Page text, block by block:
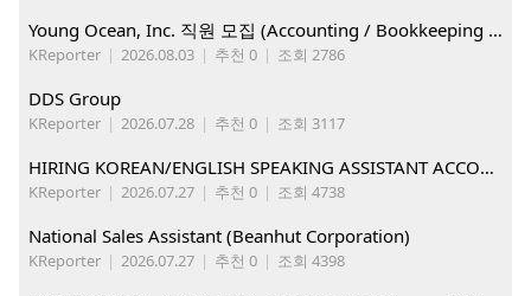
Young Ocean, Inc. 직원 모집 (Accounting / Bookkeeping 분야)
KReporter | 2026.08.03 | 추천 0 | 조회 2786
DDS Group
KReporter | 2026.07.28 | 추천 0 | 조회 3117
HIRING KOREAN/ENGLISH SPEAKING ASSISTANT ACCOUNT MANAGER
KReporter | 2026.07.27 | 추천 0 | 조회 4738
National Sales Assistant (Beanhut Corporation)
KReporter | 2026.07.27 | 추천 0 | 조회 4398